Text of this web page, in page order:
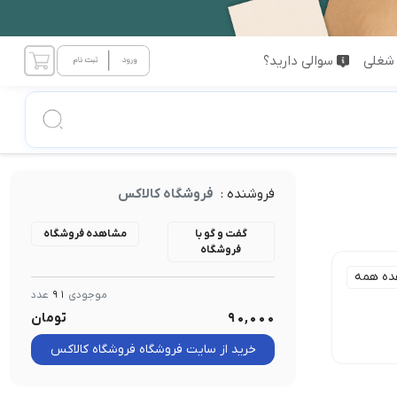
سوالی دارید؟
همه
فروشنده : فروشگاه کالاکس
گفت و گو با
فروشگاه
مشاهده فروشگاه
موجودی 91 عدد
90,000 تومان
خرید از سایت فروشگاه فروشگاه کالاکس